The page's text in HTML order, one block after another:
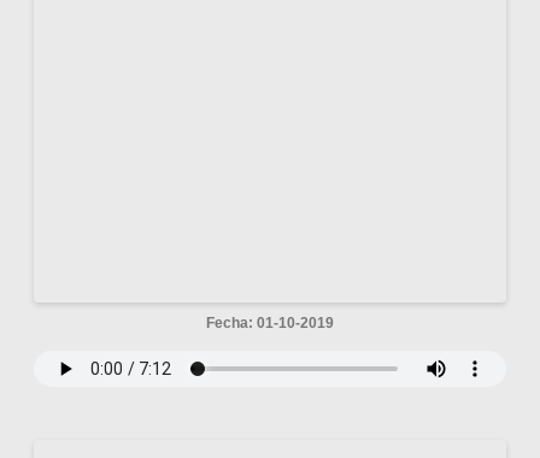
Fecha: 01-10-2019